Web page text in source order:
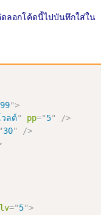
ลอกโค้ดนี้ไปบันทึกใส่ใน
99">
ลต์" pp="5"
/>
"30"
/>
lv="5">